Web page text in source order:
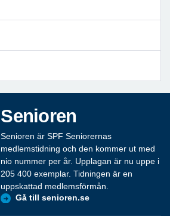
Senioren
Senioren är SPF Seniorernas
medlemstidning och den kommer ut med
nio nummer per år. Upplagan är nu uppe i
205 400 exemplar. Tidningen är en
uppskattad medlemsförmån.
Gå till senioren.se